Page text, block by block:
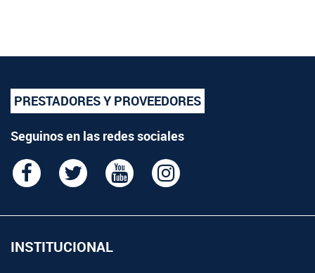
PRESTADORES Y PROVEEDORES
Seguinos en las redes sociales
INSTITUCIONAL